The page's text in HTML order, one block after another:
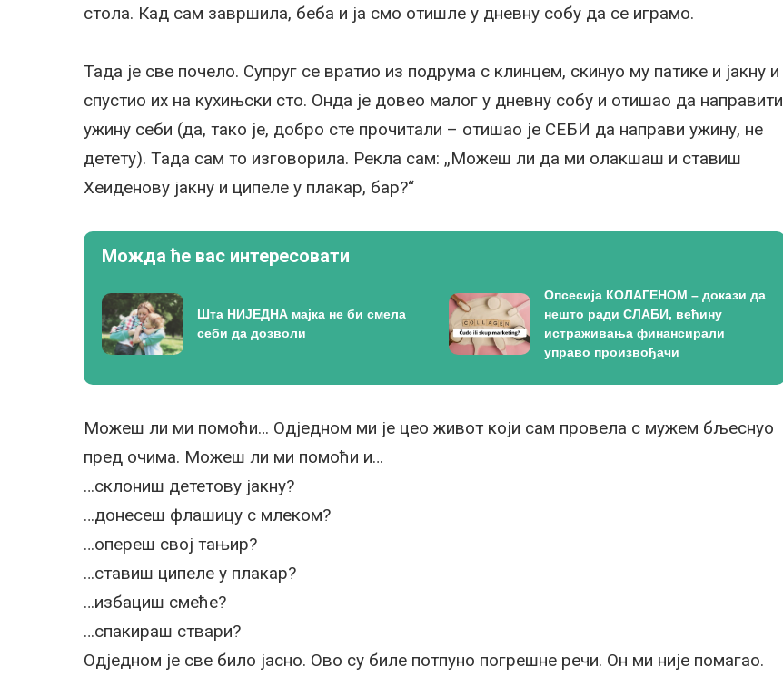
стола. Кад сам завршила, беба и ја смо отишле у дневну собу да се играмо.
Тада је све почело. Супруг се вратио из подрума с клинцем, скинуо му патике и јакну и
спустио их на кухињски сто. Онда је довео малог у дневну собу и отишао да направити
ужину себи (да, тако је, добро сте прочитали – отишао је СЕБИ да направи ужину, не
детету). Тада сам то изговорила. Рекла сам: „Можеш ли да ми олакшаш и ставиш
Хеиденову јакну и ципеле у плакар, бар?“
Можда ће вас интересовати
Шта НИЈЕДНА мајка не би смела
себи да дозволи
Опсесија КОЛАГЕНОМ – докази да
нешто ради СЛАБИ, већину
истраживања финансирали
управо произвођачи
Можеш ли ми помоћи… Одједном ми је цео живот који сам провела с мужем бљеснуо
пред очима. Можеш ли ми помоћи и…
…склониш дететову јакну?
…донесеш флашицу с млеком?
…опереш свој тањир?
…ставиш ципеле у плакар?
…избациш смеће?
…спакираш ствари?
Одједном је све било јасно. Ово су биле потпуно погрешне речи. Он ми није помагао.